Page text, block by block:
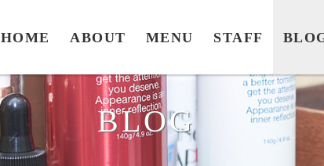
HOME ABOUT MENU STAFF
BLOG